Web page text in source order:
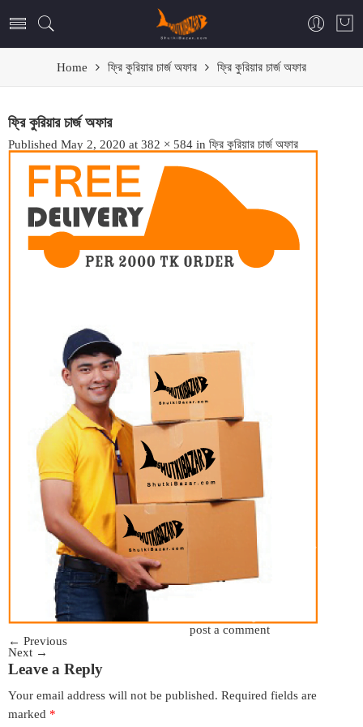
Home ফ্রি কুরিয়ার চার্জ অফার ফ্রি কুরিয়ার চার্জ অফার
ফ্রি কুরিয়ার চার্জ অফার
Published May 2, 2020 at 382 × 584 in ফ্রি কুরিয়ার চার্জ অফার
post a comment
← Previous
Next →
Leave a Reply
Your email address will not be published. Required fields are
marked *